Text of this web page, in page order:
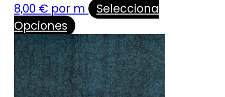
8,00 € por m
Selecciona
Opciones